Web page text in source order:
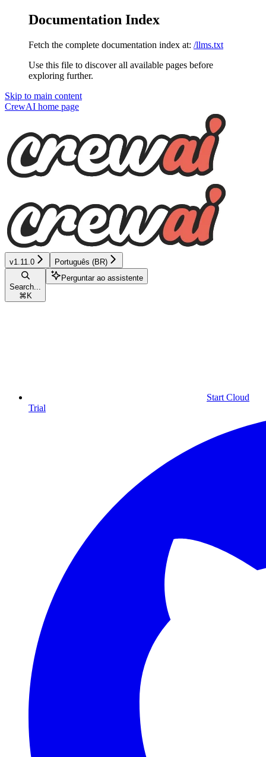
Documentation Index
Fetch the complete documentation index at: /llms.txt
Use this file to discover all available pages before
exploring further.
Skip to main content
CrewAI home page
v1.11.0 Português (BR)
Search...
⌘ K
Perguntar ao assistente
Start Cloud
Trial